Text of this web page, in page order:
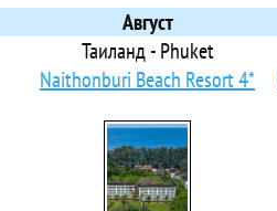
4* Adin Beach Hotel
3* Adler
3* Adora Apart
3* Adora Garden
5* Adora Resort
3* Adrasan Arkadas
Август
Таиланд - Phuket
Naithonburi Beach Resort 4*